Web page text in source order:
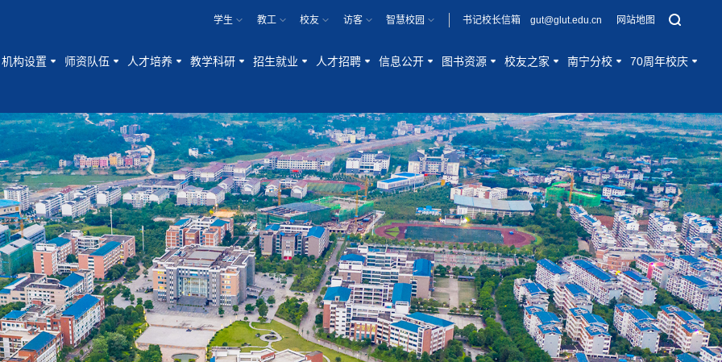
学生 教工 校友 访客 智慧校园 书记校长信箱 gut@glut.edu.cn 网站地图
机构设置 师资队伍 人才培养 教学科研 招生就业 人才招聘 信息公开 图书资源 校友之家 南宁分校 70周年校庆